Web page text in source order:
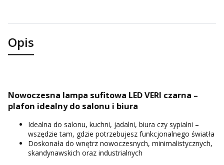
Opis
Nowoczesna lampa sufitowa LED VERI czarna –
plafon idealny do salonu i biura
Idealna do salonu, kuchni, jadalni, biura czy sypialni –
wszędzie tam, gdzie potrzebujesz funkcjonalnego światła
Doskonała do wnętrz nowoczesnych, minimalistycznych,
skandynawskich oraz industrialnych